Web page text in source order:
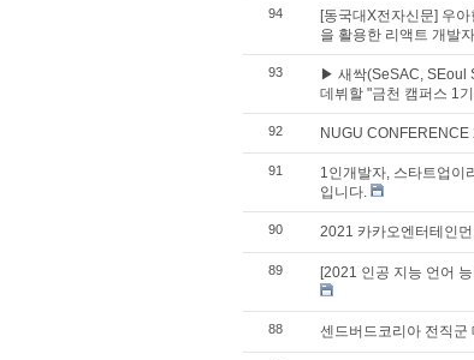
94
[동국대X전자신문] 우
을 활용한 리액트 개발
93
▶ 새싹(SeSAC, SEoul
데뷔할 "금천 캠퍼스 1
92 NUGU CONFERENCE
91
1인개발자, 스타트업이
입니다.
90 2021 카카오엔터테인
89 [2021 인공 지능 언어
88 센드버드코리아 전직군